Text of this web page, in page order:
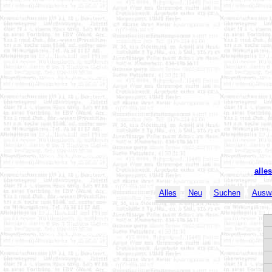
Alles Neu Suchen